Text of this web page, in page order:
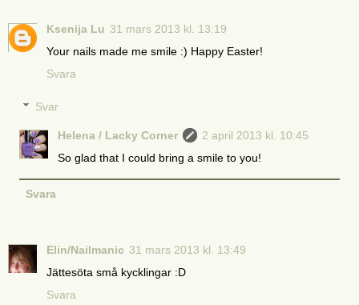
Ksenija Lu 31 mars 2013 kl. 13:19
Your nails made me smile :) Happy Easter!
Svara
Svar
Helena / Lacky Corner
2 april 2013 kl. 10:45
So glad that I could bring a smile to you!
Svara
Elin/Nailmanic 31 mars 2013 kl. 13:49
Jättesöta små kycklingar :D
Svara